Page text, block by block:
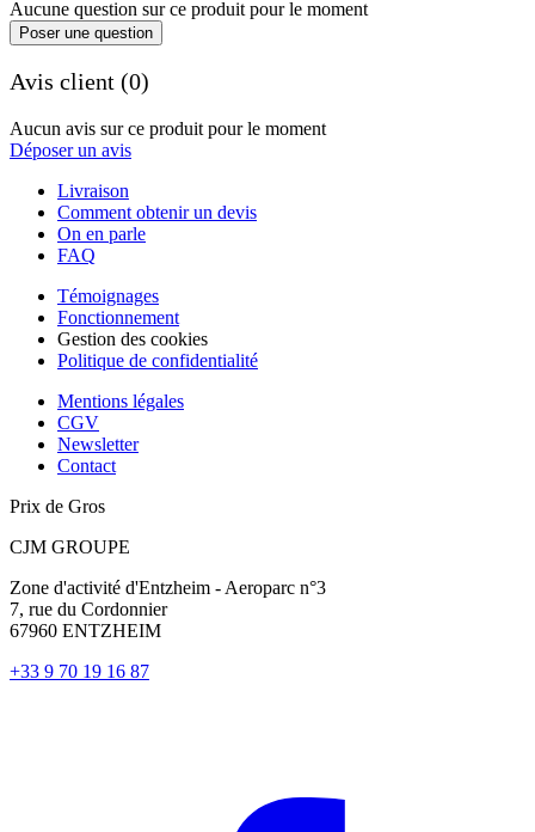
Aucune question sur ce produit pour le moment
Poser une question
Avis client (0)
Aucun avis sur ce produit pour le moment
Déposer un avis
Livraison
Comment obtenir un devis
On en parle
FAQ
Témoignages
Fonctionnement
Gestion des cookies
Politique de confidentialité
Mentions légales
CGV
Newsletter
Contact
Prix de Gros
CJM GROUPE
Zone d'activité d'Entzheim - Aeroparc n°3
7, rue du Cordonnier
67960 ENTZHEIM
+33 9 70 19 16 87